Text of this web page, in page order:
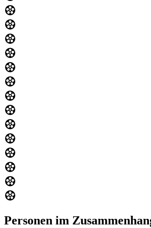
Personen im